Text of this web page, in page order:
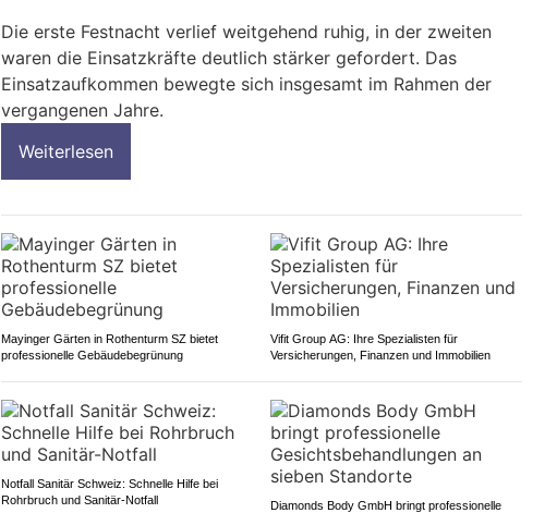
Die erste Festnacht verlief weitgehend ruhig, in der zweiten
waren die Einsatzkräfte deutlich stärker gefordert. Das
Einsatzaufkommen bewegte sich insgesamt im Rahmen der
vergangenen Jahre.
Weiterlesen
Mayinger Gärten in Rothenturm SZ bietet
professionelle Gebäudebegrünung
Vifit Group AG: Ihre Spezialisten für
Versicherungen, Finanzen und Immobilien
Notfall Sanitär Schweiz: Schnelle Hilfe bei
Rohrbruch und Sanitär-Notfall
Diamonds Body GmbH bringt professionelle